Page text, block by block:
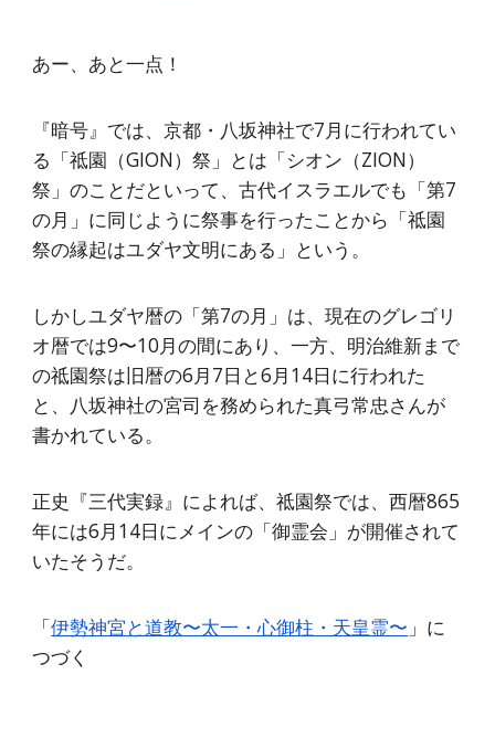
あー、あと一点！
『暗号』では、京都・八坂神社で7月に行われてい
る「祗園（GION）祭」とは「シオン（ZION）
祭」のことだといって、古代イスラエルでも「第7
の月」に同じように祭事を行ったことから「祗園
祭の縁起はユダヤ文明にある」という。
しかしユダヤ暦の「第7の月」は、現在のグレゴリ
オ暦では9〜10月の間にあり、一方、明治維新まで
の祗園祭は旧暦の6月7日と6月14日に行われた
と、八坂神社の宮司を務められた真弓常忠さんが
書かれている。
正史『三代実録』によれば、祗園祭では、西暦865
年には6月14日にメインの「御霊会」が開催されて
いたそうだ。
「伊勢神宮と道教〜太一・心御柱・天皇霊〜 」に
つづく